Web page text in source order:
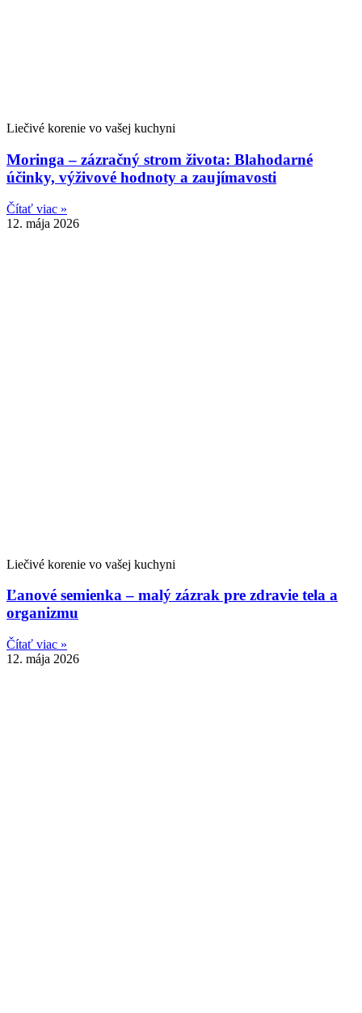
Liečivé korenie vo vašej kuchyni
Moringa – zázračný strom života: Blahodarné
účinky, výživové hodnoty a zaujímavosti
Čítať viac »
12. mája 2026
Liečivé korenie vo vašej kuchyni
Ľanové semienka – malý zázrak pre zdravie tela a
organizmu
Čítať viac »
12. mája 2026